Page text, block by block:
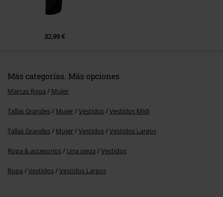
32,99 €
Más categorías. Más opciones
Marcas Ropa Mujer
Tallas Grandes Mujer Vestidos Vestidos Midi
Tallas Grandes Mujer Vestidos Vestidos Largos
Ropa & accesorios Una pieza Vestidos
Ropa Vestidos Vestidos Largos